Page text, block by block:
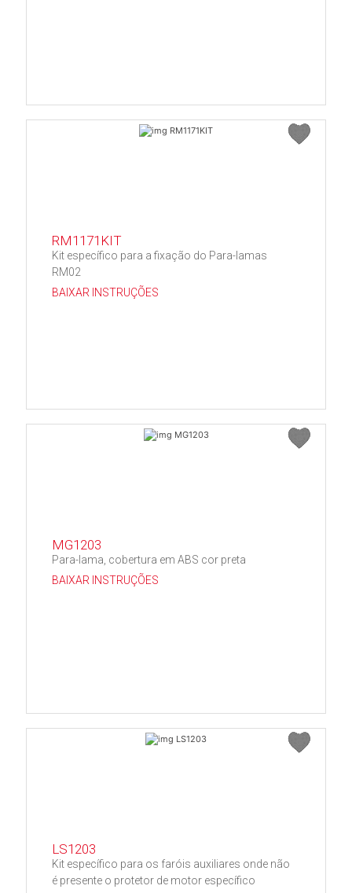
RM1171KIT
Kit específico para a fixação do Para-lamas
RM02
BAIXAR INSTRUÇÕES
MG1203
Para-lama, cobertura em ABS cor preta
BAIXAR INSTRUÇÕES
LS1203
Kit específico para os faróis auxiliares onde não
é presente o protetor de motor específico